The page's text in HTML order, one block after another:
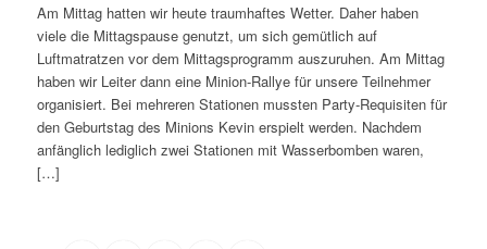
Am Mittag hatten wir heute traumhaftes Wetter. Daher haben
viele die Mittagspause genutzt, um sich gemütlich auf
Luftmatratzen vor dem Mittagsprogramm auszuruhen. Am Mittag
haben wir Leiter dann eine Minion-Rallye für unsere Teilnehmer
organisiert. Bei mehreren Stationen mussten Party-Requisiten für
den Geburtstag des Minions Kevin erspielt werden. Nachdem
anfänglich lediglich zwei Stationen mit Wasserbomben waren,
[…]